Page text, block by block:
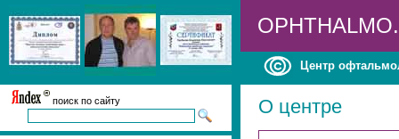
Центр
поиск по сайту О центре